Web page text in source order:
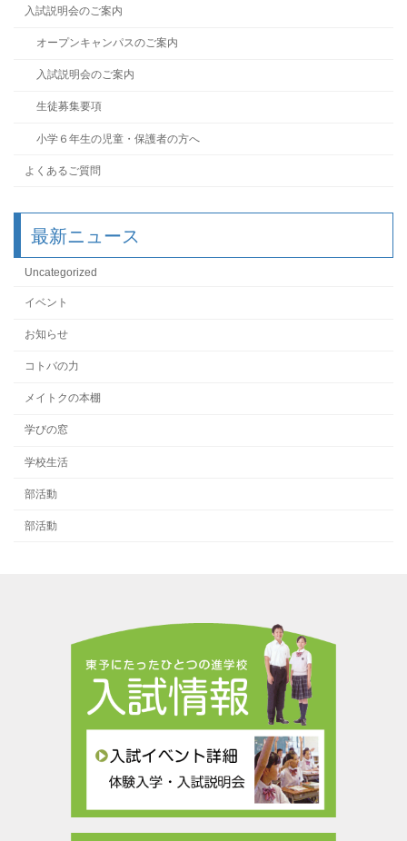
入試説明会のご案内
オープンキャンパスのご案内
入試説明会のご案内
生徒募集要項
小学６年生の児童・保護者の方へ
よくあるご質問
最新ニュース
Uncategorized
イベント
お知らせ
コトバの力
メイトクの本棚
学びの窓
学校生活
部活動
部活動